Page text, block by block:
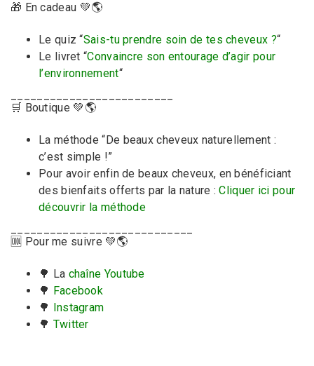
🎁 En cadeau 💚🌎
Le quiz “Sais-tu prendre soin de tes cheveux ?“
Le livret “Convaincre son entourage d’agir pour
l’environnement“
🛒 Boutique 💚🌎
La méthode “De beaux cheveux naturellement :
c’est simple !”
Pour avoir enfin de beaux cheveux, en bénéficiant
des bienfaits offerts par la nature :Cliquer ici pour
découvrir la méthode
🆒 Pour me suivre 💚🌎
🌳 La chaîne Youtube
🌳 Facebook
🌳
Instagram
🌳 Twitter